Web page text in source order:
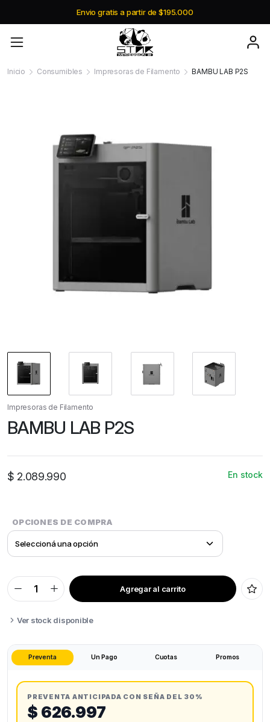
Envio gratis a partir de $195.000
Inicio Consumibles Impresoras de Filamento BAMBU LAB P2S
Impresoras de Filamento
BAMBU LAB P2S
$ 2.089.990 En stock
OPCIONES DE COMPRA
BAMBU
LAB
quantity
Agregar al carrito
Ver stock disponible
Preventa Un Pago Cuotas Promos
PREVENTA ANTICIPADA CON SEÑA DEL 30%
$ 626.997